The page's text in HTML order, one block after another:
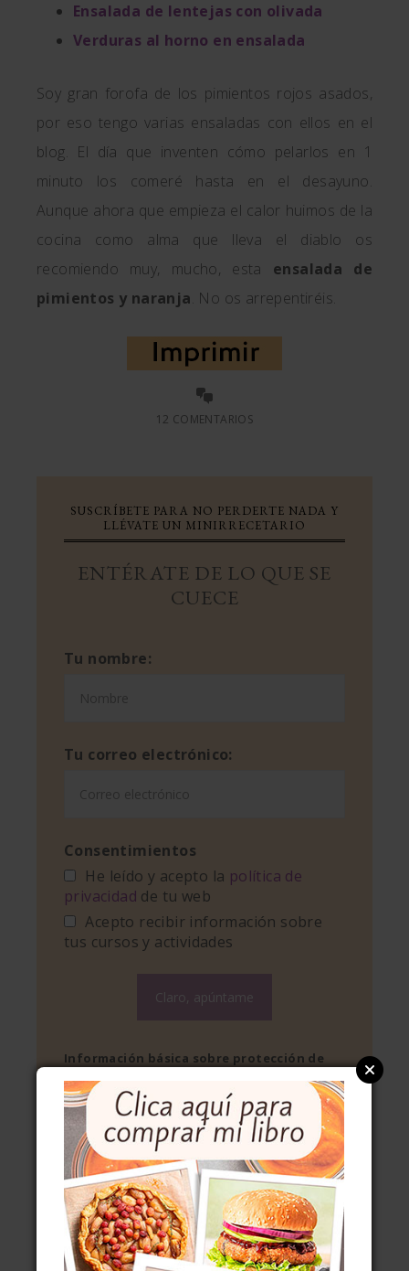
Ensalada de lentejas con olivada
Verduras al horno en ensalada
Soy gran forofa de los pimientos rojos asados,
por eso tengo varias ensaladas con ellos en el
blog. El día que inventen cómo pelarlos en 1
minuto los comeré hasta en el desayuno.
Aunque ahora que empieza el calor huimos de la
cocina como alma que lleva el diablo os
recomiendo muy, mucho, esta ensalada de
pimientos y naranja. No os arrepentiréis.
12 COMENTARIOS
SUSCRÍBETE PARA NO PERDERTE NADA Y
LLÉVATE UN MINIRRECETARIO
ENTÉRATE DE LO QUE SE
CUECE
Tu nombre:
Tu correo electrónico:
Consentimientos
He leído y acepto la política de
privacidad de tu web
Acepto recibir información sobre
tus cursos y actividades
Información básica sobre protección de
datos
Responsable:Miriam García Martínez/El invitado de
invierno
Finalidad:Gestionar envío de boletín informativo
Legitimación:Consentimiento del interesado
Destinatario:Mailchimp, organización externa a la UE,
acogida a Privacy Shield